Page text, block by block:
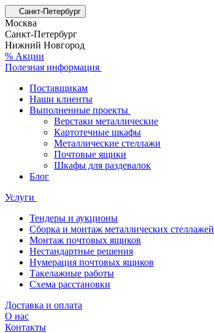
Санкт-Петербург
Москва
Санкт-Петербург
Нижний Новгород
% Акции
Полезная информация
Поставщикам
Наши клиенты
Выполненные проекты
Верстаки металлические
Картотечные шкафы
Металлические стеллажи
Почтовые ящики
Шкафы для раздевалок
Блог
Услуги
Тендеры и аукционы
Сборка и монтаж металлических стеллажей
Монтаж почтовых ящиков
Нестандартные решения
Нумерация почтовых ящиков
Такелажные работы
Схема расстановки
Доставка и оплата
О нас
Контакты